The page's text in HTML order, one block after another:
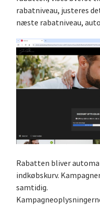
rabatniveau, justeres
næste rabatniveau,
Rabatten bliver
indkøbskurv.
samtidig.